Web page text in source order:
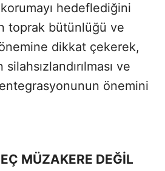
hedeflediğini
toprak bütünlüğü ve
dikkat çekerek,
silahsızlandırılması ve
önemini
MÜZAKERE DEĞİL